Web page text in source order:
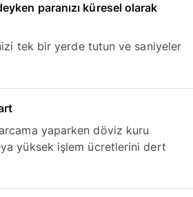
paranızı küresel olarak
tek bir yerde tutun ve saniyeler
yaparken döviz kuru
yüksek işlem ücretlerini dert